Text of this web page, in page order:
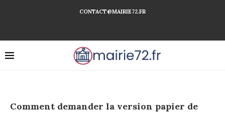
CONTACT@MAIRIE72.FR
Comment demander la version papier de